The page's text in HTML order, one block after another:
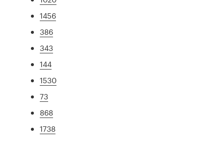
1456
386
343
144
1530
73
868
1738